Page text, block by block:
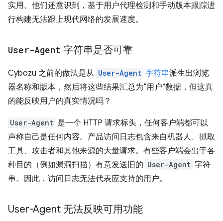
实用。他们还意识到，基于用户代理检测和手动版本跟踪进
行构建无法跟上现代网络的发展速度。
User-Agent 字符串是否可靠
Cybozu 之前的做法是从 User-Agent 字符串派生出浏览
器名称和版本，然后将这些结果汇总为“用户”数据，但这真
的能反映用户的真实情况吗？
User-Agent 是一个 HTTP 请求标头，任何客户端都可以
声称自己是任何内容。产品访问日志包含来自机器人、抓取
工具、攻击者和其他来源的大量请求。有些客户端会出于各
种目的（例如漏洞扫描）有意发送旧的 User-Agent 字符
串。因此，访问日志无法代表应支持的用户。
User-Agent 无法反映可用功能